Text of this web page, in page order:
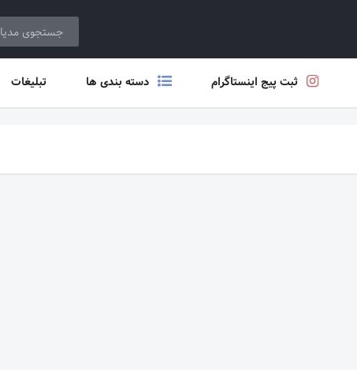
ثبت پیج اینستاگرام دسته بندی ها تبلیغات